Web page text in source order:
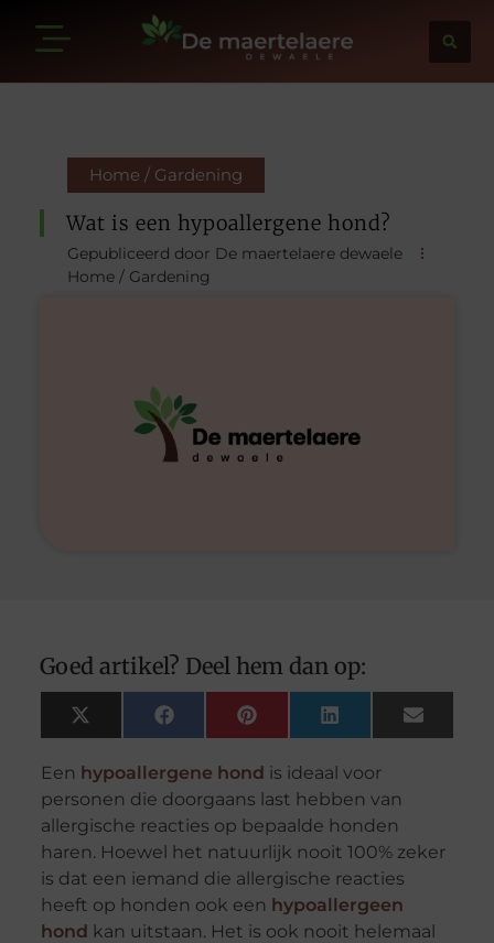
Home / Gardening
Wat is een hypoallergene hond?
Gepubliceerd door De maertelaere dewaele
Home / Gardening
Goed artikel? Deel hem dan op:
X
(Twitter)
FacebookPinterest LinkedIn Email
Een hypoallergene hond is ideaal voor
personen die doorgaans last hebben van
allergische reacties op bepaalde honden
haren. Hoewel het natuurlijk nooit 100% zeker
is dat een iemand die allergische reacties
heeft op honden ook een hypoallergeen
hond kan uitstaan. Het is ook nooit helemaal